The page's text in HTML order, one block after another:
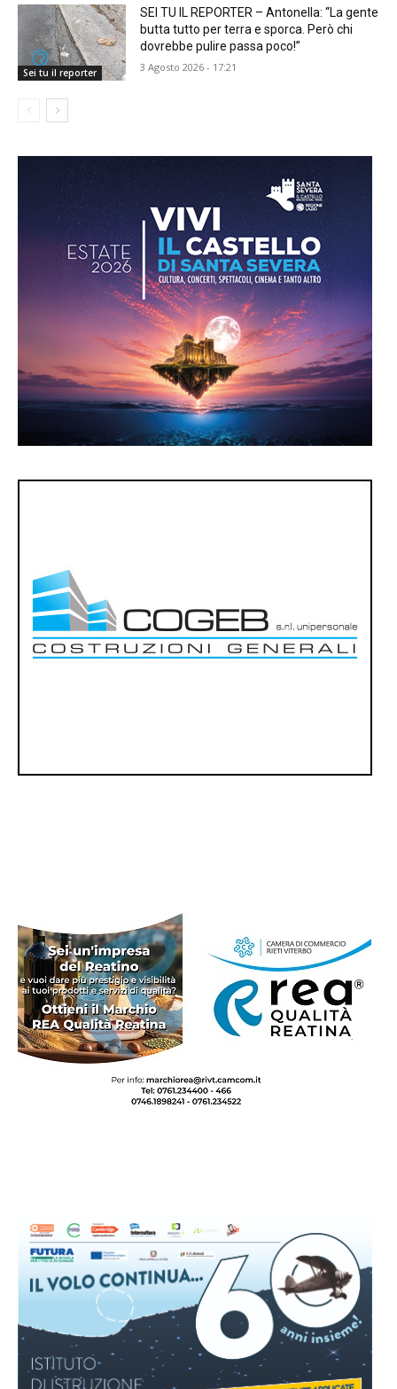
Sei tu il reporter
SEI TU IL REPORTER – Antonella: “La gente
butta tutto per terra e sporca. Però chi
dovrebbe pulire passa poco!”
3 Agosto 2026 - 17:21